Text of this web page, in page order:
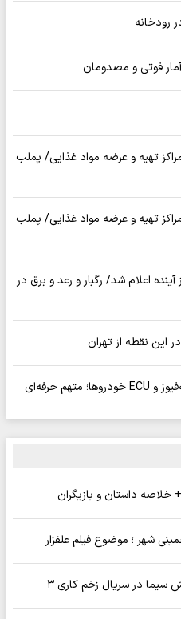
رودخانه
آمار فوتی و مصدومان
تهیه و عرضه مواد غذایی/ پملب
تهیه و عرضه مواد غذایی/ پملب
اعلام شد/ رگبار و رعد و برق در
این نقطه از تهران
پایان جولان سارق وایرال‌شده جعبه‌فیوز و ECU خودروها؛ متهم حرفه‌ای
داستان و بازیگران
شهر ؛ موضوع فیلم علفزار
سیما در سریال زخم کاری ۳